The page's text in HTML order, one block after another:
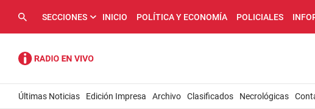
SECCIONES INICIO POLÍTICA Y ECONOMÍA POLICIALES
Últimas Noticias Edición Impresa Archivo Clasificados Necrológicas